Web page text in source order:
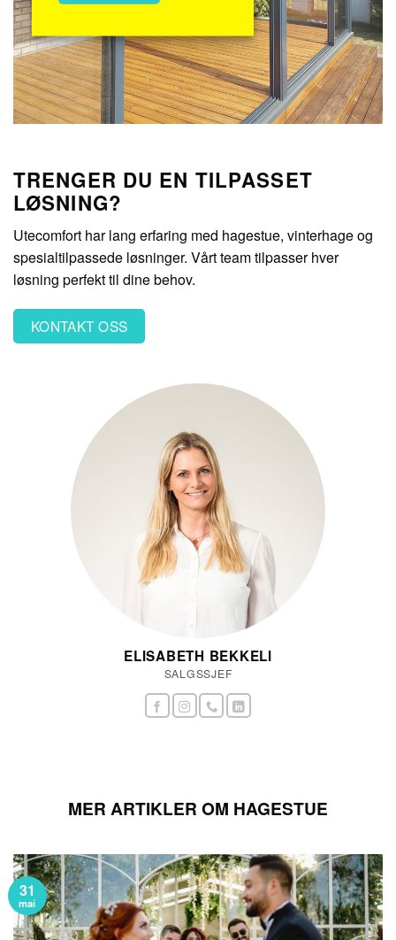
TRENGER DU EN TILPASSET
LØSNING?
Utecomfort har lang erfaring med hagestue, vinterhage og
spesialtilpassede løsninger. Vårt team tilpasser hver
løsning perfekt til dine behov.
KONTAKT OSS
ELISABETH BEKKELI
SALGSSJEF
MER ARTIKLER OM HAGESTUE
31
mai